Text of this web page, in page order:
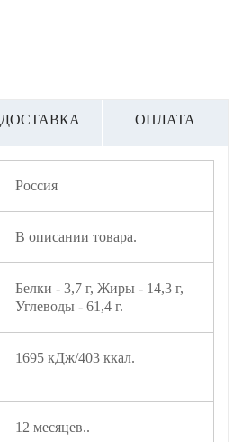
ДОСТАВКА ОПЛАТА
Россия
В описании товара.
Белки - 3,7 г, Жиры - 14,3 г,
Углеводы - 61,4 г.
1695 кДж/403 ккал.
12 месяцев..